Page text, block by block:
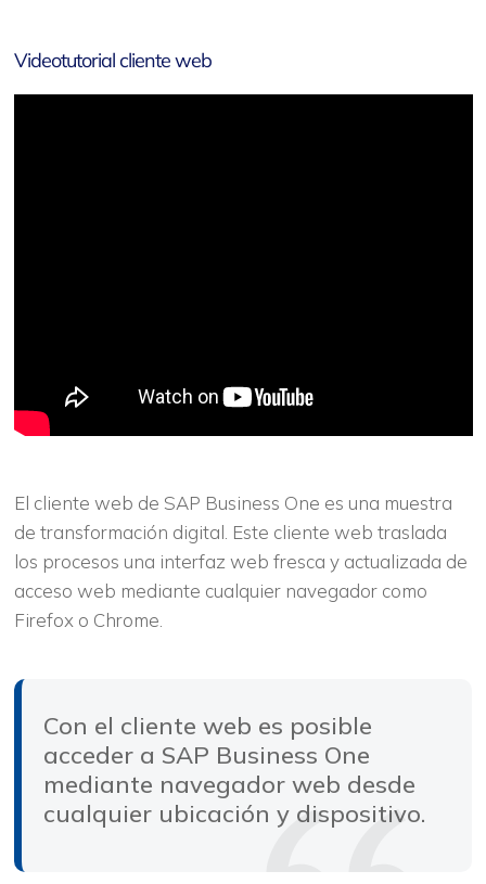
Videotutorial cliente web
El cliente web de SAP Business One es una muestra
de transformación digital. Este cliente web traslada
los procesos una interfaz web fresca y actualizada de
acceso web mediante cualquier navegador como
Firefox o Chrome.
Con el cliente web es posible
acceder a SAP Business One
mediante navegador web desde
cualquier ubicación y dispositivo.